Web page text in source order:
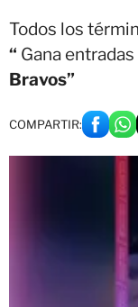
Todos los
“ Gana
Bravos”
COMPARTIR: